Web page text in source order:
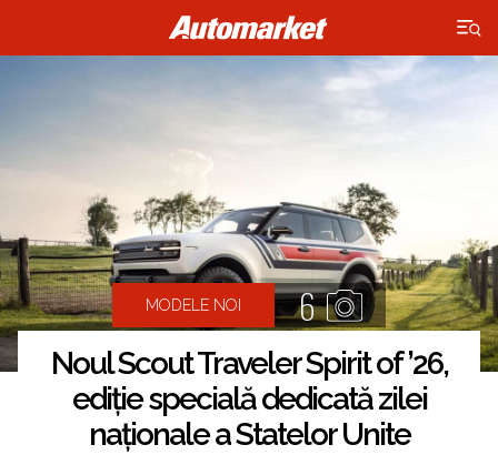
×
MODELE NOI 6
Noul Scout Traveler Spirit of ’26,
ediție specială dedicată zilei
naționale a Statelor Unite